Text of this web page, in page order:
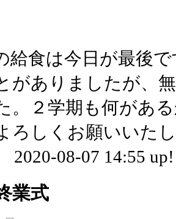
給食は今日が最後
がありましたが、
。２学期も何があ
ろしくお願いいた
2020-08-07 14:55 up!
業式